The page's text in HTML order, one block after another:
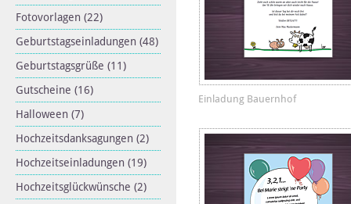
Fotovorlagen (22)
Geburtstagseinladungen (48)
Geburtstagsgrüße (11)
Gutscheine (16)
Halloween (7)
Hochzeitsdanksagungen (2)
Hochzeitseinladungen (19)
Hochzeitsglückwünsche (2)
Einladung Bauernhof